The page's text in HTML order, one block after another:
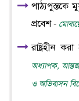
পাঠ্যপুস্তকে
প্রবেশ -
রাষ্ট্রহীন
অধ্যাপক,
ও অভিবাসন